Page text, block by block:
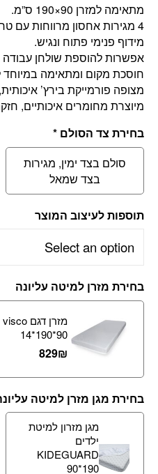
מתאימה למזרן 90×190 ס”מ.
4 מגירות אחסון מרווחות עם טריקה שקטה.
מידוף פנימי פתוח ונגיש.
אפשרות להוספת שולחן
חוסכת מקום ומתאימה במיוחד
מצופה פורמייקת בירץ’
מיוצרת מחומרים איכותיים,
בחירת צד הסולם *
סולם בצד ימין, מגירות
בצד שמאל
תוספות לעיצוב המוצר
בחירת מזרן למיטה עליונה
90*190*14
₪
829
בחירת מגן מזרן למיטה
מגן מזרון למיטת
ילדים
KIDEGUARD
90*190